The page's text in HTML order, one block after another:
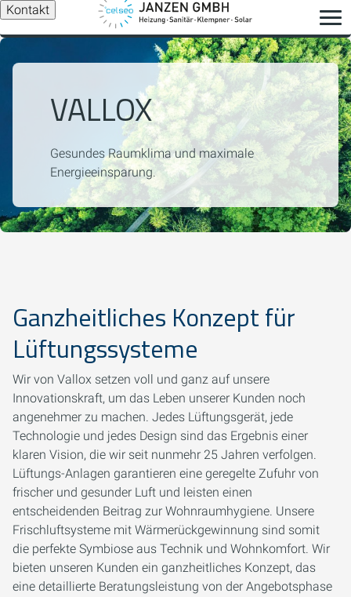
Kontakt
VALLOX
Gesundes Raumklima und maximale
Energieeinsparung.
Ganzheitliches Konzept für
Lüftungssysteme
Wir von Vallox setzen voll und ganz auf unsere
Innovationskraft, um das Leben unserer Kunden noch
angenehmer zu machen. Jedes Lüftungsgerät, jede
Technologie und jedes Design sind das Ergebnis einer
klaren Vision, die wir seit nunmehr 25 Jahren verfolgen.
Lüftungs-Anlagen garantieren eine geregelte Zufuhr von
frischer und gesunder Luft und leisten einen
entscheidenden Beitrag zur Wohnraumhygiene. Unsere
Frischluftsysteme mit Wärmerückgewinnung sind somit
die perfekte Symbiose aus Technik und Wohnkomfort. Wir
bieten unseren Kunden ein ganzheitliches Konzept, das
eine detaillierte Beratungsleistung von der Angebotsphase